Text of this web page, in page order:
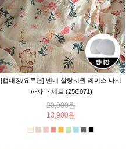
[캡내장/요루면] 넨네 찰랑시원 레이스 나시
파자마 세트 (25C071)
20,900원
13,900원